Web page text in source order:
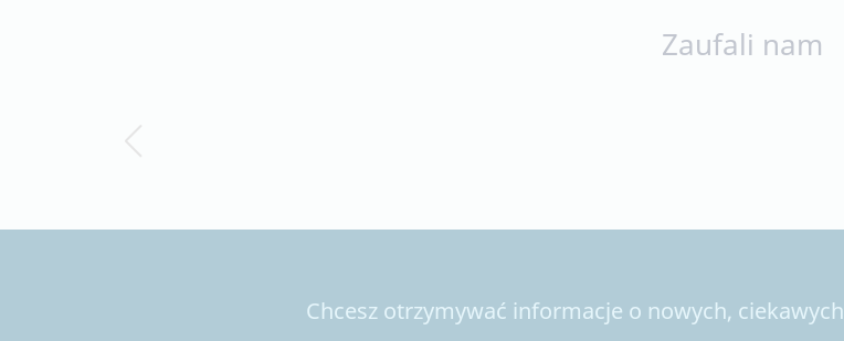
Zaufali nam
Chcesz otrzymywać informacje o nowych,